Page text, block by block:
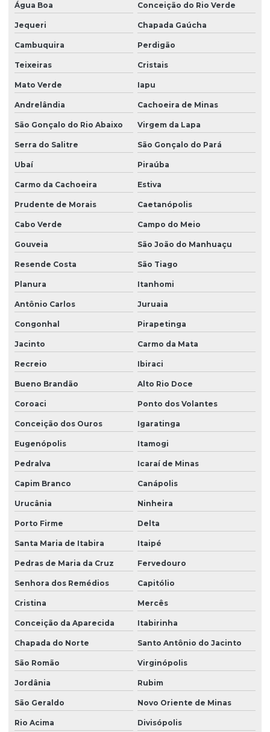
Água Boa Conceição do Rio Verde
Jequeri Chapada Gaúcha
Cambuquira Perdigão
Teixeiras Cristais
Mato Verde Iapu
Andrelândia Cachoeira de Minas
São Gonçalo do Rio Abaixo Virgem da Lapa
Serra do Salitre São Gonçalo do Pará
Ubaí Piraúba
Carmo da Cachoeira Estiva
Prudente de Morais Caetanópolis
Cabo Verde Campo do Meio
Gouveia São João do Manhuaçu
Resende Costa São Tiago
Planura Itanhomi
Antônio Carlos Juruaia
Congonhal Pirapetinga
Jacinto Carmo da Mata
Recreio Ibiraci
Bueno Brandão Alto Rio Doce
Coroaci Ponto dos Volantes
Conceição dos Ouros Igaratinga
Eugenópolis Itamogi
Pedralva Icaraí de Minas
Capim Branco Canápolis
Urucânia Ninheira
Porto Firme Delta
Santa Maria de Itabira Itaipé
Pedras de Maria da Cruz Fervedouro
Senhora dos Remédios Capitólio
Cristina Mercês
Conceição da Aparecida Itabirinha
Chapada do Norte Santo Antônio do Jacinto
São Romão Virginópolis
Jordânia Rubim
São Geraldo Novo Oriente de Minas
Rio Acima Divisópolis